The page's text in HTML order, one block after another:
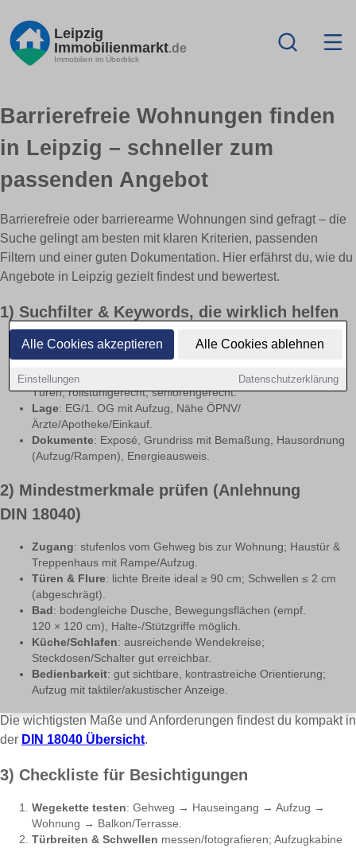
Alle Cookies akzeptieren Alle Cookies ablehnen
Einstellungen Datenschutzerklärung
Leipzig
Immobilienmarkt.de
Immobilien im Überblick
Barrierefreie Wohnungen finden
in Leipzig – schneller zum
passenden Angebot
Barrierefreie oder barrierearme Wohnungen sind gefragt – die
Suche gelingt am besten mit klaren Kriterien, passenden
Filtern und einer guten Dokumentation. Hier erfährst du, wie du
Angebote in Leipzig gezielt findest und bewertest.
1) Suchfilter & Keywords, die wirklich helfen
Filter: „barrierefrei“, „rollstuhlgerecht“, „Aufzug“, „stufenloser
Zugang“, „bodengleiche Dusche“.
Keyword-Kombis
: barrierefrei + Aufzug, schwellenfrei, breite
Türen, rollstuhlgerecht, seniorengerecht.
Lage: EG/1. OG mit Aufzug, Nähe ÖPNV/
Ärzte/Apotheke/Einkauf.
Dokumente: Exposé, Grundriss mit Bemaßung, Hausordnung
(Aufzug/Rampen), Energieausweis.
2) Mindestmerkmale prüfen (Anlehnung
DIN 18040)
Zugang: stufenlos vom Gehweg bis zur Wohnung; Haustür &
Treppenhaus mit Rampe/Aufzug.
Türen & Flure: lichte Breite ideal ≥ 90 cm; Schwellen ≤ 2 cm
(abgeschrägt).
Bad : bodengleiche Dusche, Bewegungsflächen (empf.
120 × 120 cm), Halte-/Stützgriffe möglich.
Küche/Schlafen: ausreichende Wendekreise;
Steckdosen/Schalter gut erreichbar.
Bedienbarkeit: gut sichtbare, kontrastreiche Orientierung;
Aufzug mit taktiler/akustischer Anzeige.
Die wichtigsten Maße und Anforderungen findest du kompakt in
der DIN 18040 Übersicht.
3) Checkliste für Besichtigungen
Wegekette testen: Gehweg → Hauseingang → Aufzug →
Wohnung → Balkon/Terrasse.
Türbreiten & Schwellen messen/fotografieren; Aufzugkabine